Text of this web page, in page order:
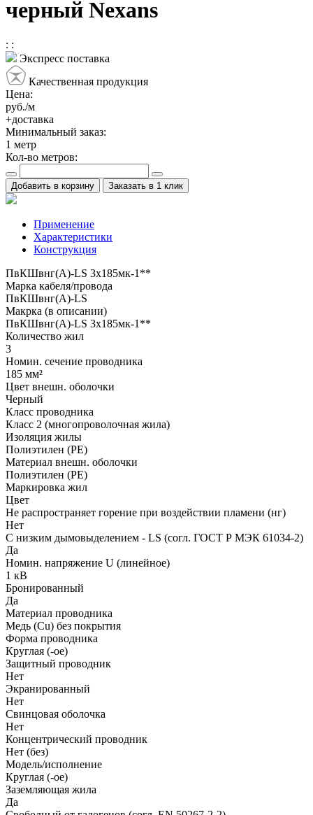
черный Nexans
: :
Экспресс поставка
Качественная продукция
Цена:
руб./м
+доставка
Минимальный заказ:
1 метр
Кол-во метров:
Добавить в корзину Заказать в 1 клик
Применение
Характеристики
Конструкция
ПвКШвнг(A)-LS 3x185мк-1**
Марка кабеля/провода
ПвКШвнг(A)-LS
Макрка (в описании)
ПвКШвнг(A)-LS 3x185мк-1**
Количество жил
3
Номин. сечение проводника
185 мм²
Цвет внешн. оболочки
Черный
Класс проводника
Класс 2 (многопроволочная жила)
Изоляция жилы
Полиэтилен (PE)
Материал внешн. оболочки
Полиэтилен (PE)
Маркировка жил
Цвет
Не распространяет горение при воздействии пламени (нг)
Нет
С низким дымовыделением - LS (согл. ГОСТ Р МЭК 61034-2)
Да
Номин. напряжение U (линейное)
1 кВ
Бронированный
Да
Материал проводника
Медь (Cu) без покрытия
Форма проводника
Круглая (-ое)
Защитный проводник
Нет
Экранированный
Нет
Свинцовая оболочка
Нет
Концентрический проводник
Нет (без)
Модель/исполнение
Круглая (-ое)
Заземляющая жила
Да